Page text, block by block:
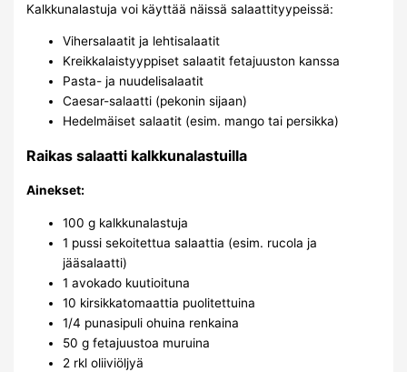
Kalkkunalastuja voi käyttää näissä salaattityypeissä:
Vihersalaatit ja lehtisalaatit
Kreikkalaistyyppiset salaatit fetajuuston kanssa
Pasta- ja nuudelisalaatit
Caesar-salaatti (pekonin sijaan)
Hedelmäiset salaatit (esim. mango tai persikka)
Raikas salaatti kalkkunalastuilla
Ainekset:
100 g kalkkunalastuja
1 pussi sekoitettua salaattia (esim. rucola ja
jääsalaatti)
1 avokado kuutioituna
10 kirsikkatomaattia puolitettuina
1/4 punasipuli ohuina renkaina
50 g fetajuustoa muruina
2 rkl oliiviöljyä